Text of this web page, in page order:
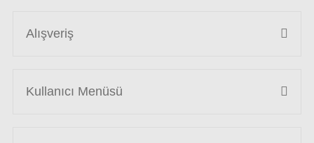
Alışveriş
Kullanıcı Menüsü